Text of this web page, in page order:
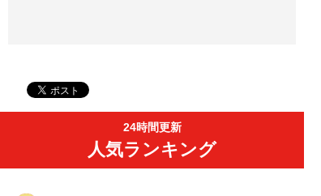
24時間更新
人気ランキング